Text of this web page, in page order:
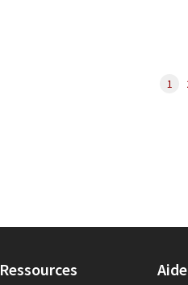
1
Ressources Aide